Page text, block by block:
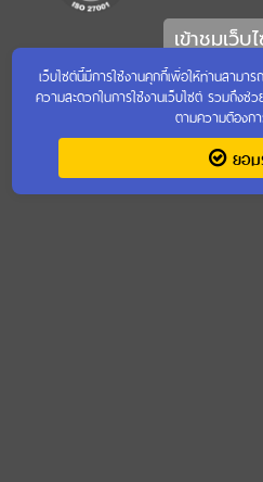
เข้าชมเว็บ
เว็บไซต์นี้มีการใช้งานคุกกี้เพื่อให้ท่านสามา
ความสะดวกในการใช้งานเว็บไซต์ รวมถึงช่
ตามความต้องก
ยอม